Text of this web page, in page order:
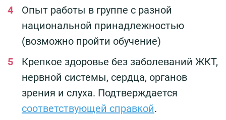
Опыт работы в группе с разной
национальной принадлежностью
(возможно пройти обучение)
Крепкое здоровье без заболеваний ЖКТ,
нервной системы, сердца, органов
зрения и слуха. Подтверждается
соответствующей справкой.